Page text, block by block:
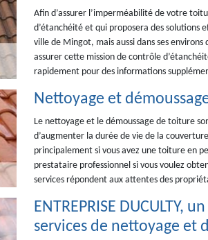
Afin d’assurer l’imperméabilité de votre
d’étanchéité et qui proposera des solutions
ville de Mingot, mais aussi dans ses environs
assurer cette mission de contrôle
rapidement pour des informations
Nettoyage et
Le nettoyage et le démoussage de toiture
d’augmenter la durée de vie de la
principalement si vous avez une toiture en
prestataire professionnel si vous voulez
services répondent aux attentes des
ENTREPRISE
services de nettoyage et